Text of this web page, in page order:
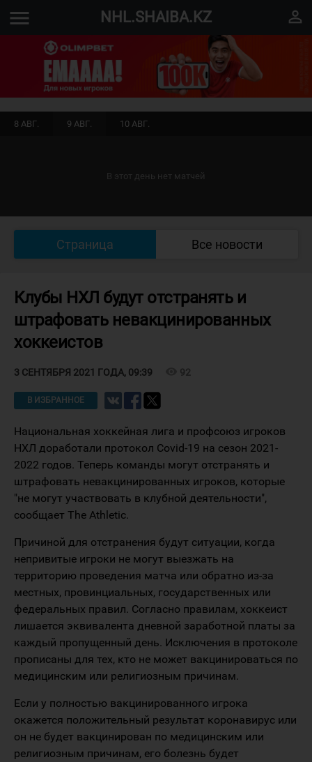
menu NHL.SHAIBA.KZ perm_identity
8 АВГ. 9 АВГ. 10 АВГ.
В этот день нет матчей
Страница Все новости
Клубы НХЛ будут отстранять и
штрафовать невакцинированных
хоккеистов
3 СЕНТЯБРЯ 2021 ГОДА, 09:39 92
В ИЗБРАННОЕ
Национальная хоккейная лига и профсоюз игроков
НХЛ доработали протокол Covid-19 на сезон 2021-
2022 годов. Теперь команды могут отстранять и
штрафовать невакцинированных игроков, которые
"не могут участвовать в клубной деятельности",
сообщает The Athletic.
Причиной для отстранения будут ситуации, когда
непривитые игроки не могут выезжать на
территорию проведения матча или обратно из-за
местных, провинциальных, государственных или
федеральных правил. Согласно правилам, хоккеист
лишается эквивалента дневной заработной платы за
каждый пропущенный день. Исключения в протоколе
прописаны для тех, кто не может вакцинироваться по
медицинским или религиозным причинам.
Если у полностью вакцинированного игрока
окажется положительный результат коронавирус или
он не будет вакцинирован по медицинским или
религиозным причинам, его болезнь будет